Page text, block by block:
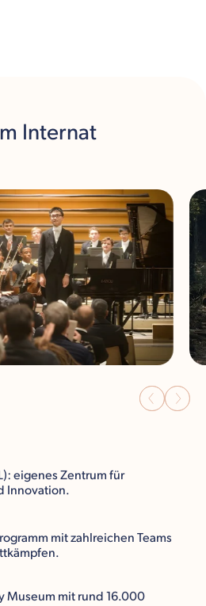
Internat
eigenes Zentrum für
Innovation.
mit zahlreichen Teams
Museum mit rund 16.000